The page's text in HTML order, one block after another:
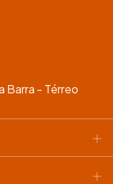
Barra - Térreo